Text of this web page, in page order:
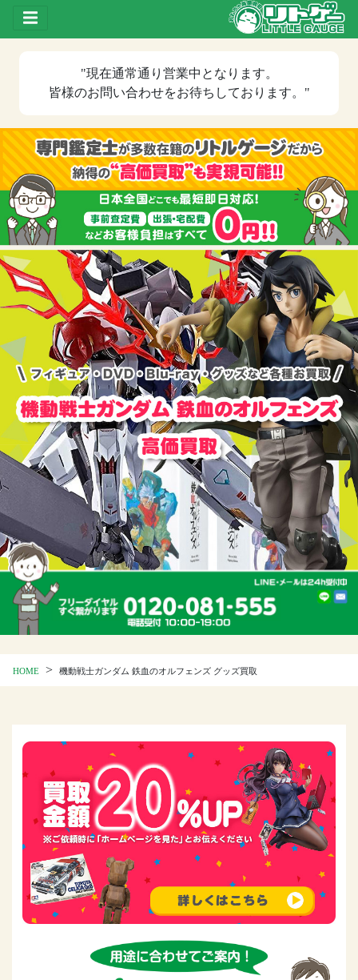
Toggle drawer
"現在通常通り営業中 となります。
皆様のお問い合わせをお待ちしております。"
HOME > 機動戦士ガンダム 鉄血のオルフェンズ グッズ買取